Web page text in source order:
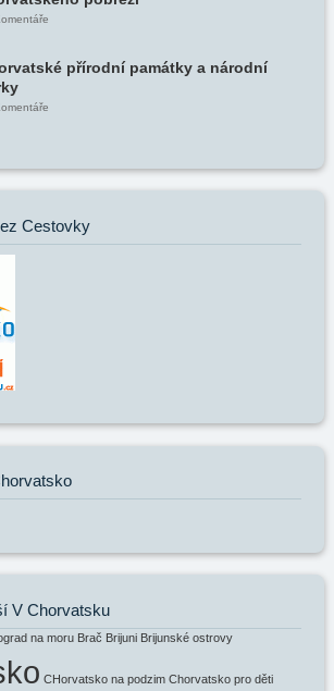
přírodní památky a národní
Cestovky
V Chorvatsku
na moru Brač Brijuni Brijunské ostrovy
CHorvatsko na podzim Chorvatsko pro děti